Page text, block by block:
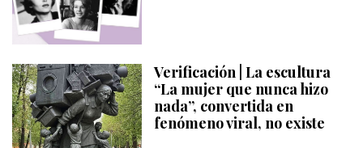
Verificación | La escultura
“La mujer que nunca hizo
nada”, convertida en
fenómeno viral, no existe